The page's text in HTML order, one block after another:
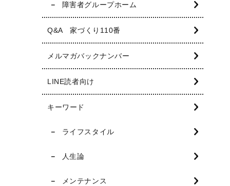
障害者グループホーム
Q&A 家づくり110番
メルマガバックナンバー
LINE読者向け
キーワード
ライフスタイル
人生論
メンテナンス